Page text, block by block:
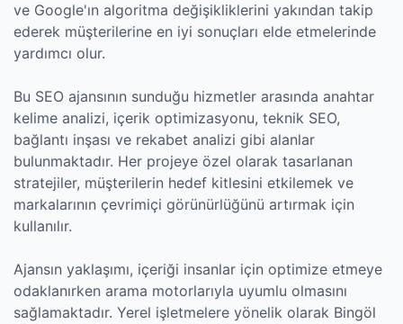
ve Google'ın algoritma değişikliklerini yakından takip
ederek müşterilerine en iyi sonuçları elde etmelerinde
yardımcı olur.
Bu SEO ajansının sunduğu hizmetler arasında anahtar
kelime analizi, içerik optimizasyonu, teknik SEO,
bağlantı inşası ve rekabet analizi gibi alanlar
bulunmaktadır. Her projeye özel olarak tasarlanan
stratejiler, müşterilerin hedef kitlesini etkilemek ve
markalarının çevrimiçi görünürlüğünü artırmak için
kullanılır.
Ajansın yaklaşımı, içeriği insanlar için optimize etmeye
odaklanırken arama motorlarıyla uyumlu olmasını
sağlamaktadır. Yerel işletmelere yönelik olarak Bingöl